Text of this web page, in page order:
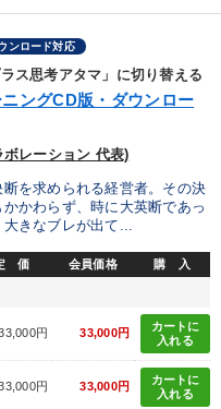
ンロード対応
ス思考アタマ」に切り替える
ングCD版・ダウンロー
レーション 代表)
を求められる経営者。その決
かわらず、時に大英断であっ
きなブレが出て...
価 会員価格 購 入
円 33,000円
カートに
入れる
円 33,000円
カートに
入れる